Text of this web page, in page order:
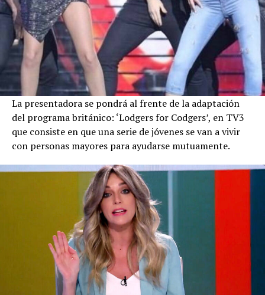
La presentadora se pondrá al frente de la adaptación
del programa británico: ‘Lodgers for Codgers’, en TV3
que consiste en que una serie de jóvenes se van a vivir
con personas mayores para ayudarse mutuamente.